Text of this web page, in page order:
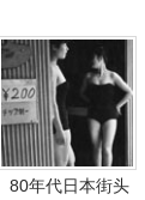
80年代日本街头